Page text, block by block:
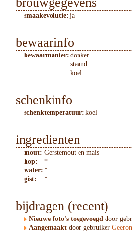
smaakevolutie: ja
bewaarinfo
bewaarmanier: donker
staand
koel
schenkinfo
schenktemperatuur: koel
ingredienten
mout: Gerstemout en mais
hop:
*
water: *
gist:
*
bijdragen (recent)
Nieuwe foto's toegevoegd door
Aangemaakt door gebruiker